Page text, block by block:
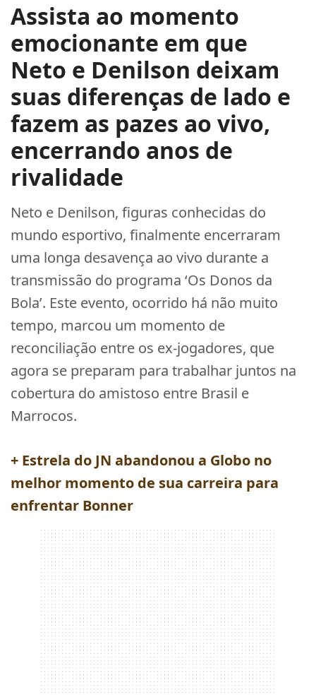
Assista ao momento
emocionante em que
Neto e Denilson deixam
suas diferenças de lado e
fazem as pazes ao vivo,
encerrando anos de
rivalidade
Neto e Denilson, figuras conhecidas do
mundo esportivo, finalmente encerraram
uma longa desavença ao vivo durante a
transmissão do programa ‘Os Donos da
Bola’. Este evento, ocorrido há não muito
tempo, marcou um momento de
reconciliação entre os ex-jogadores, que
agora se preparam para trabalhar juntos na
cobertura do amistoso entre Brasil e
Marrocos.
+ Estrela do JN abandonou a Globo no
melhor momento de sua carreira para
enfrentar Bonner